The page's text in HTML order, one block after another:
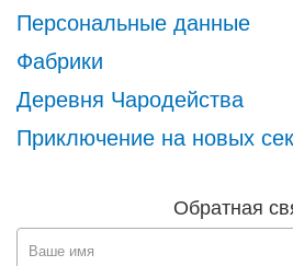
Персональные данные
Фабрики
Деревня Чародейства
Приключение на новых
Обратная